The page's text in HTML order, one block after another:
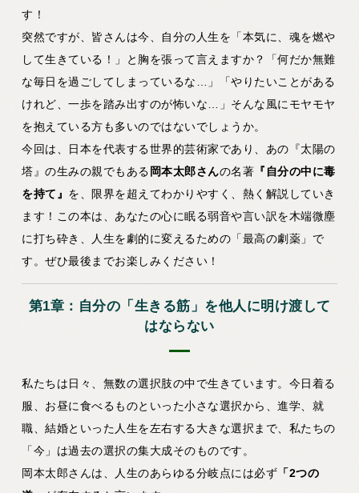
す！
突然ですが、皆さんは今、自分の人生を「本気に、魂を燃や
して生きている！」と胸を張って言えますか？「何だか無難
な毎日を過ごしてしまっているな…」「やりたいことがある
けれど、一歩を踏み出すのが怖いな…」そんな風にモヤモヤ
を抱えている方も多いのではないでしょうか。
今回は、日本を代表する世界的芸術家であり、あの『太陽の
塔』の生みの親でもある 岡本太郎さんの名著 『自分の中に毒
を持て』 を、限界を超えてわかりやすく、熱く解説していき
ます！この本は、あなたの心に眠る弱音や言い訳を木端微塵
に打ち砕き、人生を劇的に変えるための「最高の劇薬」で
す。ぜひ最後までお楽しみください！
第1章：自分の「生きる筋」を他人に明け渡して
はならない
私たちは日々、無数の選択肢の中で生きています。今日着る
服、お昼に食べるものといった小さな選択から、進学、就
職、結婚といった人生を左右する大きな選択まで、私たちの
「今」は過去の選択の集大成そのものです。
岡本太郎さんは、人生のあらゆる分岐点には必ず 「2つの